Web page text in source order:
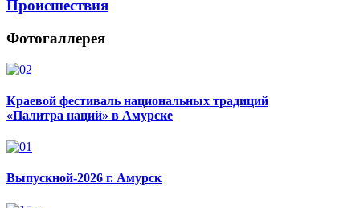
Происшествия
Фотогаллерея
Краевой фестиваль национальных традиций
«Палитра наций» в Амурске
Выпускной-2026 г. Амурск